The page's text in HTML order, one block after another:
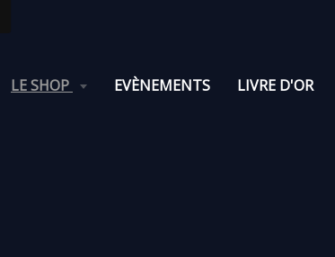
LE SHOP EVÈNEMENTS LIVRE D'OR